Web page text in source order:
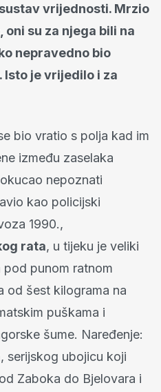
vrijednosti. Mrzio
su za njega bili na
nepravedno bio
Isto je vrijedilo i za
bio vratio s polja kad im
između zaselaka
nepoznati
kao policijski
1990.,
rata, u tijeku je veliki
pod punom ratnom
od šest kilograma na
puškama i
šume. Naređenje:
, serijskog ubojicu koji
Zaboka do Bjelovara i